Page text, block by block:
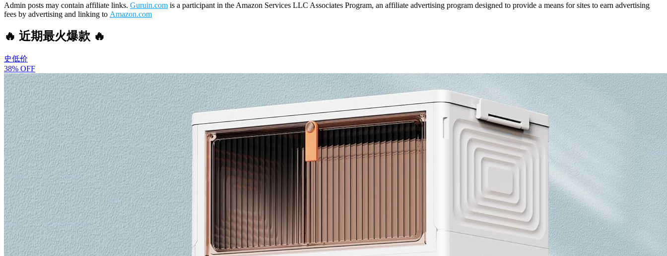
Admin posts may contain affiliate links. Guruin.com is a participant in the Amazon Services LLC Associates Program, an affiliate advertising program designed to provide a means for sites to earn advertising
fees by advertising and linking to Amazon.com
🔥 近期最火爆款 🔥
史低价
38% OFF